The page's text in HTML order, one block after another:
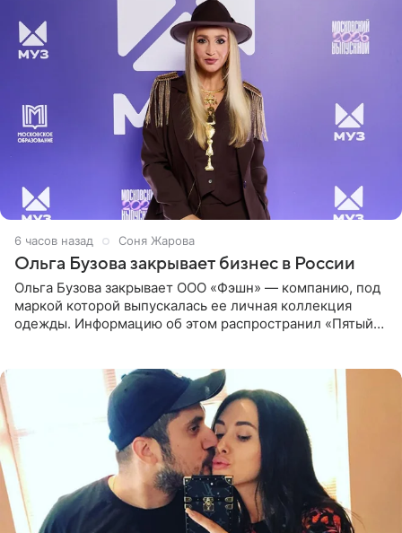
6 часов назад Соня Жарова
Ольга Бузова закрывает бизнес в России
Ольга Бузова закрывает ООО «Фэшн» — компанию, под
маркой которой выпускалась ее личная коллекция
одежды. Информацию об этом распространил «Пятый